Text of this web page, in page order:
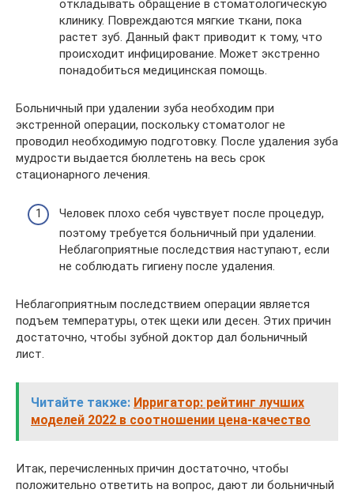
откладывать обращение в стоматологическую
клинику. Повреждаются мягкие ткани, пока
растет зуб. Данный факт приводит к тому, что
происходит инфицирование. Может экстренно
понадобиться медицинская помощь.
Больничный при удалении зуба необходим при
экстренной операции, поскольку стоматолог не
проводил необходимую подготовку. После удаления зуба
мудрости выдается бюллетень на весь срок
стационарного лечения.
Человек плохо себя чувствует после процедур,
поэтому требуется больничный при удалении.
Неблагоприятные последствия наступают, если
не соблюдать гигиену после удаления.
Неблагоприятным последствием операции является
подъем температуры, отек щеки или десен. Этих причин
достаточно, чтобы зубной доктор дал больничный
лист.
Читайте также: Ирригатор: рейтинг лучших
моделей 2022 в соотношении цена-качество
Итак, перечисленных причин достаточно, чтобы
положительно ответить на вопрос, дают ли больничный